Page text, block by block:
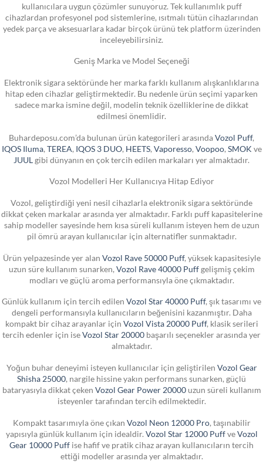
kullanıcılara uygun çözümler sunuyoruz. Tek kullanımlık puff
cihazlardan profesyonel pod sistemlerine, ısıtmalı tütün cihazlarından
yedek parça ve aksesuarlara kadar birçok ürünü tek platform üzerinden
inceleyebilirsiniz.
Geniş Marka ve Model Seçeneği
Elektronik sigara sektöründe her marka farklı kullanım alışkanlıklarına
hitap eden cihazlar geliştirmektedir. Bu nedenle ürün seçimi yaparken
sadece marka ismine değil, modelin teknik özelliklerine de dikkat
edilmesi önemlidir.
Buhardeposu.com’da bulunan ürün kategorileri arasındaVozol Puff,
IQOS Iluma, TEREA IQOS 3 DUO, HEETS, Vaporesso, Voopoo, SMOK ve
JUUL gibi dünyanın en çok tercih edilen markaları yer almaktadır.
Vozol Modelleri Her Kullanıcıya Hitap Ediyor
Vozol, geliştirdiği yeni nesil cihazlarla elektronik sigara sektöründe
dikkat çeken markalar arasında yer almaktadır. Farklı puff kapasitelerine
sahip modeller sayesinde hem kısa süreli kullanım isteyen hem de uzun
pil ömrü arayan kullanıcılar için alternatifler sunmaktadır.
Ürün yelpazesinde yer alan Vozol Rave 50000 Puff, yüksek kapasitesiyle
uzun süre kullanım sunarken, Vozol Rave 40000 Puffgelişmiş çekim
modları ve güçlü aroma performansıyla öne çıkmaktadır.
Günlük kullanım için tercih edilen Vozol Star 40000 Puff, şık tasarımı ve
dengeli performansıyla kullanıcıların beğenisini kazanmıştır. Daha
kompakt bir cihaz arayanlar için Vozol Vista 20000 Puff, klasik serileri
tercih edenler için iseVozol Star 20000 başarılı seçenekler arasında yer
almaktadır.
Yoğun buhar deneyimi isteyen kullanıcılar için geliştirilen Vozol Gear
Shisha 25000 , nargile hissine yakın performans sunarken, güçlü
bataryasıyla dikkat çeken Vozol Gear Power 20000uzun süreli kullanım
isteyenler tarafından tercih edilmektedir.
Kompakt tasarımıyla öne çıkan Vozol Neon 12000 Pro, taşınabilir
yapısıyla günlük kullanım için idealdir. Vozol Star 12000 PuffveVozol
Gear 10000 Puff ise hafif ve pratik cihaz arayan kullanıcıların tercih
ettiği modeller arasında yer almaktadır.